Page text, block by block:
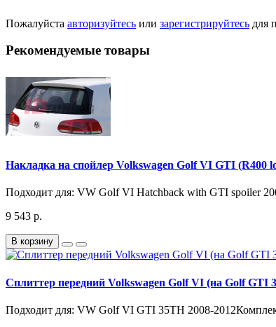
Пожалуйста авторизуйтесь или зарегистрируйтесь для
Рекомендуемые товары
Накладка на спойлер Volkswagen Golf VI GTI (R400
Подходит для: VW Golf VI Hatchback with GTI spoiler
9 543 р.
В корзину
Сплиттер передний Volkswagen Golf VI (на Golf GTI
Подходит для: VW Golf VI GTI 35TH 2008-